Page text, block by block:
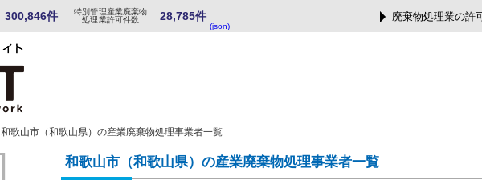
300,846件 特別管理産業廃棄物
処理業許可件数
28,785件
(json)
廃棄物処理業の許
和歌山市（和歌山県）の産業廃棄物処理事業者一覧
和歌山市（和歌山県）の産業廃棄物処理事業者一覧